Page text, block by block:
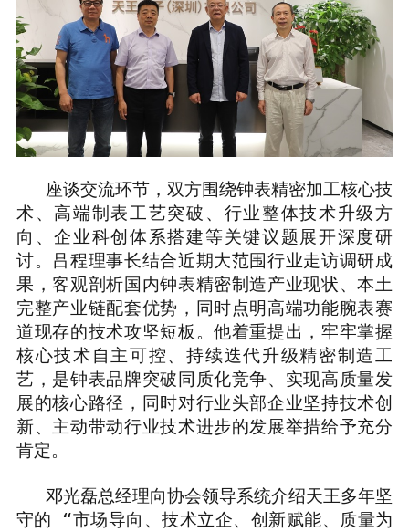
座谈交流环节，双方围绕钟表精密加工核心技
术、高端制表工艺突破、行业整体技术升级方
向、企业科创体系搭建等关键议题展开深度研
讨。吕程理事长结合近期大范围行业走访调研成
果，客观剖析国内钟表精密制造产业现状、本土
完整产业链配套优势，同时点明高端功能腕表赛
道现存的技术攻坚短板。他着重提出，牢牢掌握
核心技术自主可控、持续迭代升级精密制造工
艺，是钟表品牌突破同质化竞争、实现高质量发
展的核心路径，同时对行业头部企业坚持技术创
新、主动带动行业技术进步的发展举措给予充分
肯定。
邓光磊总经理向协会领导系统介绍天王多年坚
守的 “市场导向、技术立企、创新赋能、质量为